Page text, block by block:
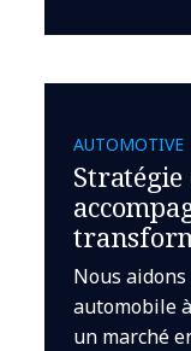
AUTOMOTIVE
Nous
automobile
un marché